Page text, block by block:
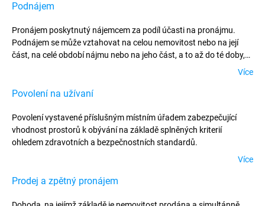
Podnájem
Pronájem poskytnutý nájemcem za podíl účasti na pronájmu.
Podnájem se může vztahovat na celou nemovitost nebo na její
část, na celé období nájmu nebo na jeho část, a to až do té doby,
předešlého souhlasu pronajímatele.
Více
Povolení na užívaní
Povolení vystavené příslušným místním úřadem zabezpečující
vhodnost prostorů k obývání na základě splněných kriterií
ohledem zdravotních a bezpečnostních standardů.
Více
Prodej a zpětný pronájem